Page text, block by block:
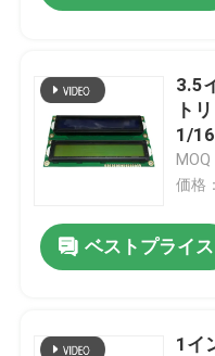
3.5
ト
1/
ラ
価格
ベストプライス
1イ